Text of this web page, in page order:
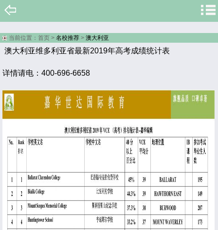
当前位置： 首页 > 名校推荐 > 澳大利亚
澳大利亚维多利亚省最新2019年高考成绩统计表
详情请电：400-696-6658